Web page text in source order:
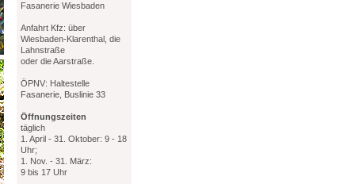
Fasanerie Wiesbaden
Anfahrt Kfz: über
Wiesbaden-Klarenthal, die
Lahnstraße
oder die Aarstraße.
ÖPNV: Haltestelle
Fasanerie, Buslinie 33
Öffnungszeiten
täglich
1. April - 31. Oktober: 9 - 18
Uhr;
1. Nov. - 31. März:
9 bis 17 Uhr